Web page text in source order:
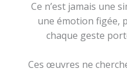
Ce n’est jamais une
une émotion figée,
chaque geste
Ces œuvres ne